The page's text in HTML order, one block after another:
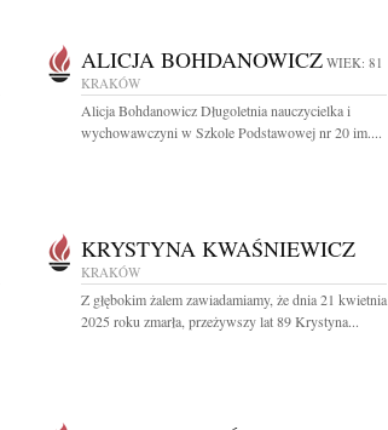
ALICJA BOHDANOWICZ WIEK: 81
KRAKÓW
Alicja Bohdanowicz Długoletnia nauczycielka i
wychowawczyni w Szkole Podstawowej nr 20 im....
KRYSTYNA KWAŚNIEWICZ
KRAKÓW
Z głębokim żalem zawiadamiamy, że dnia 21 kwietnia
2025 roku zmarła, przeżywszy lat 89 Krystyna...